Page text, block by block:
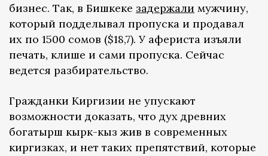
бизнес. Так, в Бишкеке задержали мужчину,
который подделывал пропуска и продавал
их по 1500 сомов ($18,7). У афериста изъяли
печать, клише и сами пропуска. Сейчас
ведется разбирательство.
Гражданки Киргизии не упускают
возможности доказать, что дух древних
богатырш кырк-кыз жив в современных
киргизках, и нет таких препятствий, которые